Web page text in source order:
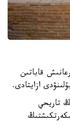
قاباتىن
ازايتادى.
تاريحي